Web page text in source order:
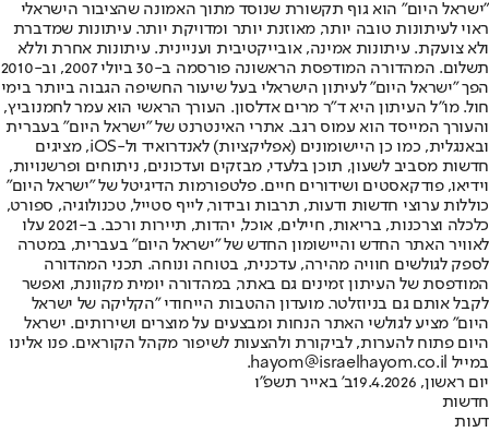
"ישראל היום" הוא גוף תקשורת שנוסד מתוך האמונה שהציבור הישראלי
ראוי לעיתונות טובה יותר, מאוזנת יותר ומדויקת יותר. עיתונות שמדברת
ולא צועקת. עיתונות אמינה, אובייקטיבית ועניינית. עיתונות אחרת וללא
תשלום. המהדורה המודפסת הראשונה פורסמה ב-30 ביולי 2007, וב-2010
הפך "ישראל היום" לעיתון הישראלי בעל שיעור החשיפה הגבוה ביותר בימי
חול. מו"ל העיתון היא ד"ר מרים אדלסון. העורך הראשי הוא עמר לחמנוביץ,
והעורך המייסד הוא עמוס רגב. אתרי האינטרנט של "ישראל היום" בעברית
ובאנגלית, כמו כן היישומונים (אפליקציות) לאנדרואיד ול-iOS, מציגים
חדשות מסביב לשעון, תוכן בלעדי, מבזקים ועדכונים, ניתוחים ופרשנויות,
וידיאו, פודקאסטים ושידורים חיים. פלטפורמות הדיגיטל של "ישראל היום"
כוללות ערוצי חדשות ודעות, תרבות ובידור, לייף סטייל, טכנולוגיה, ספורט,
כלכלה וצרכנות, בריאות, חיילים, אוכל, יהדות, תיירות ורכב. ב-2021 עלו
לאוויר האתר החדש והיישומון החדש של "ישראל היום" בעברית, במטרה
לספק לגולשים חוויה מהירה, עדכנית, בטוחה ונוחה. תכני המהדורה
המודפסת של העיתון זמינים גם באתר, במהדורה יומית מקוונת, ואפשר
לקבל אותם גם בניוזלטר. מועדון ההטבות הייחודי "הקליקה של ישראל
היום" מציע לגולשי האתר הנחות ומבצעים על מוצרים ושירותים. ישראל
היום פתוח להערות, לביקורת ולהצעות לשיפור מקהל הקוראים. פנו אלינו
במייל hayom@israelhayom.co.il.
יום ראשון, 19.4.2026
ב' באייר תשפ"ו
חדשות
דעות